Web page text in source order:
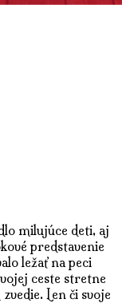
milujúce deti, aj
predstavenie
ležať na peci
ceste stretne
Len či svoje